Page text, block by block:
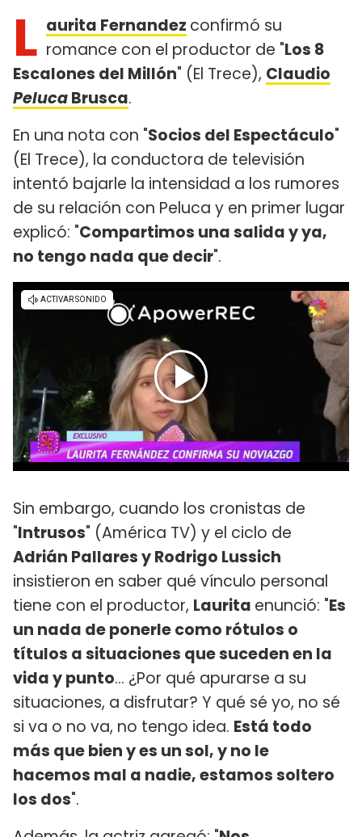
L aurita Fernandez confirmó su
romance con el productor de "Los 8
Escalones del Millón" (El Trece), Claudio
PelucaBrusca.
En una nota con "Socios del Espectáculo"
(El Trece), la conductora de televisión
intentó bajarle la intensidad a los rumores
de su relación con Peluca y en primer lugar
explicó: "Compartimos una salida y ya,
no tengo nada que decir".
Sin embargo, cuando los cronistas de
"Intrusos" (América TV) y el ciclo de
Adrián Pallares y Rodrigo Lussich
insistieron en saber qué vínculo personal
tiene con el productor, Laurita enunció: "Es
un nada de ponerle como rótulos o
títulos a situaciones que suceden en la
vida y punto... ¿Por qué apurarse a su
situaciones, a disfrutar? Y qué sé yo, no sé
si va o no va, no tengo idea. Está todo
más que bien y es un sol, y no le
hacemos mal a nadie, estamos soltero
los dos".